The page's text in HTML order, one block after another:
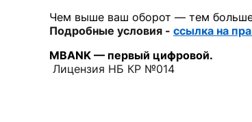
Чем выше ваш оборот — тем больше
Подробные условия - ссылка на
MBANK — первый цифровой.
Лицензия НБ КР №014